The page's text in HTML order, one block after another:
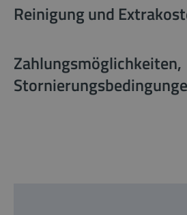
Reinigung und
Zahlungsmöglichkeiten,